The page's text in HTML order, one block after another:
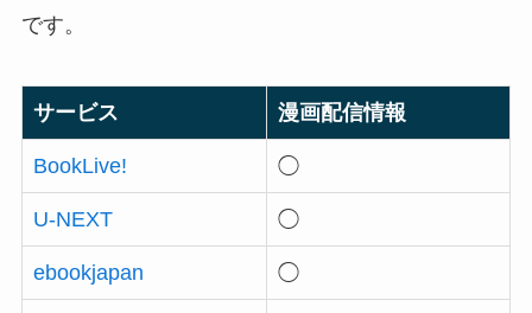
です。
サービス 漫画配信情報
BookLive! ◯
U-NEXT ◯
ebookjapan ◯